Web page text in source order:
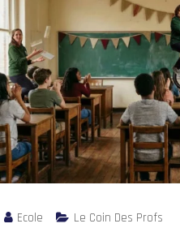
Ecole Le Coin Des Profs